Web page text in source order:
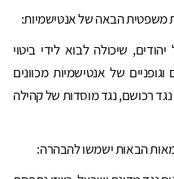
הבאה של אנטישמיות:
שיכולה לבוא לידי ביטוי
וגופניים של אנטישמיות מכוונים
נגד רכושם, נגד מוסדות של קהילה